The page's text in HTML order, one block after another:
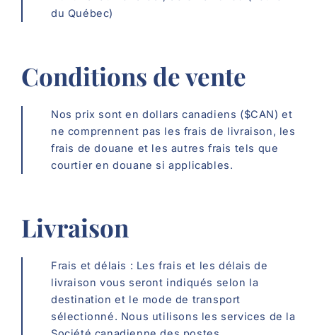
du Québec)
Conditions de vente
Nos prix sont en dollars canadiens ($CAN) et
ne comprennent pas les frais de livraison, les
frais de douane et les autres frais tels que
courtier en douane si applicables.
Livraison
Frais et délais : Les frais et les délais de
livraison vous seront indiqués selon la
destination et le mode de transport
sélectionné. Nous utilisons les services de la